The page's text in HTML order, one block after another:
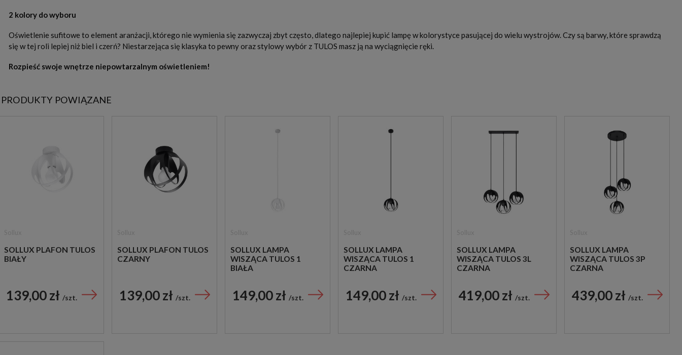
2 kolory do wyboru
Oświetlenie sufitowe to element aranżacji, którego nie wymienia się zazwyczaj zbyt często, dlatego najlepiej kupić lampę w kolorystyce pasującej do wielu wystrojów. Czy są barwy, które sprawdzą
się w tej roli lepiej niż biel i czerń? Niestarzejąca się klasyka to pewny oraz stylowy wybór z TULOS masz ją na wyciągnięcie ręki.
Rozpieść swoje wnętrze niepowtarzalnym oświetleniem!
PRODUKTY POWIĄZANE
SOLLUX PLAFON TULOS
BIAŁY
139,00 zł szt.
SOLLUX PLAFON TULOS
CZARNY
139,00 zł szt.
SOLLUX LAMPA
WISZĄCA TULOS 1
BIAŁA
149,00 zł szt.
SOLLUX LAMPA
WISZĄCA TULOS 1
CZARNA
149,00 zł szt.
SOLLUX LAMPA
WISZĄCA TULOS 3L
CZARNA
419,00 zł szt.
SOLLUX LAMPA
WISZĄCA TULOS 3P
CZARNA
439,00 zł szt.